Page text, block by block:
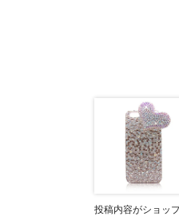
投稿内容がショッ